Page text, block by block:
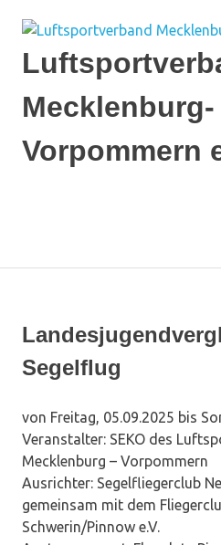
Inhalt
springen
Mecklenburg-
Vorpommern
Segelflug
von Freitag, 05.09.2025 bis
Veranstalter: SEKO des
Mecklenburg – Vorpommern
Ausrichter: Segelfliegerclub
gemeinsam mit dem
Schwerin/Pinnow e.V.